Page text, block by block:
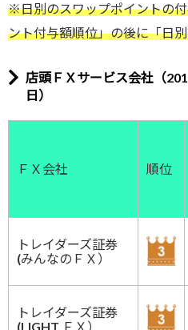
※日別のスワップポイントの
ント付与額順位」の後に「日
店頭ＦＸサービス会社（
日）
ＦＸ会社 順位
トレイダーズ証券
(みんなのＦＸ）
トレイダーズ証券
(LIGHT ＦＸ）